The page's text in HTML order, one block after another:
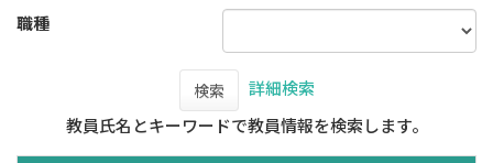
職種
検索
詳細検索
教員氏名とキーワードで教員情報を検索します。